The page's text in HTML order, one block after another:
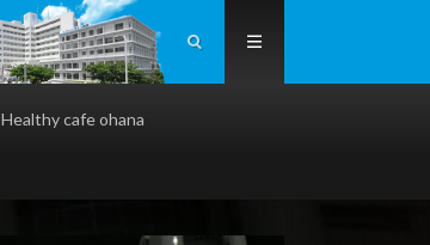
Healthy cafe ohana